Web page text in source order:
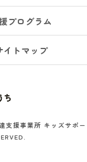
プログラム
イトマップ
支援事業所 キッズサポー